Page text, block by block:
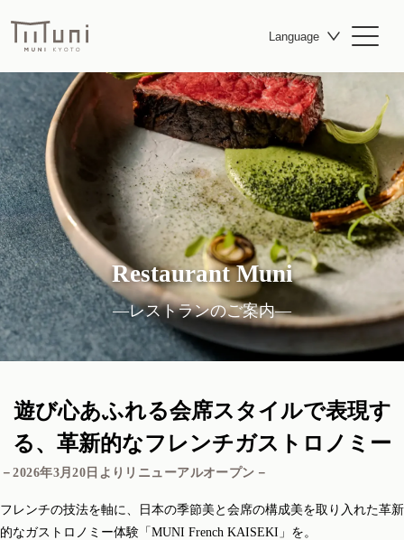
Language
Restaurant Muni
―レストランのご案内―
遊び心あふれる会席スタイルで表現す
る、革新的なフレンチガストロノミー
－2026年3月20日よりリニューアルオープン－
フレンチの技法を軸に、日本の季節美と会席の構成美を取り入れた革新
的なガストロノミー体験「MUNI French KAISEKI」を。